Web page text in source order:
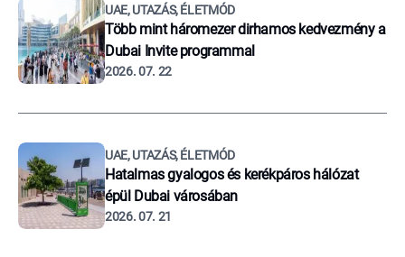
UAE, UTAZÁS, ÉLETMÓD
Több mint háromezer dirhamos kedvezmény a
Dubai Invite programmal
2026. 07. 22
UAE, UTAZÁS, ÉLETMÓD
Hatalmas gyalogos és kerékpáros hálózat
épül Dubai városában
2026. 07. 21